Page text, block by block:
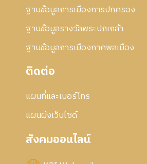
ฐานข้อมูลการเมืองการปกครอง
ฐานข้อมูลรางวัลพระปกเกล้า
ฐานข้อมูลการเมืองภาคพลเมือง
ติดต่อ
แผนที่และเบอร์โทร
แผนผังเว็บไซด์
สังคมออนไลน์